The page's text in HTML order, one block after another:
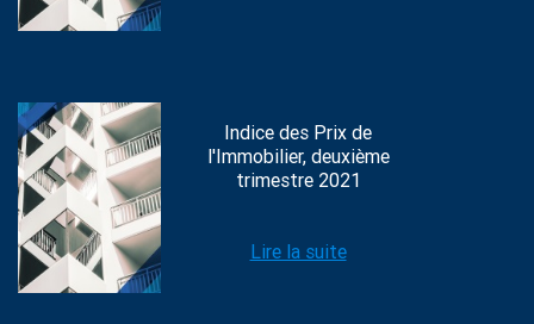
Indice des Prix de
l'Immobilier, deuxième
trimestre 2021
Lire la suite